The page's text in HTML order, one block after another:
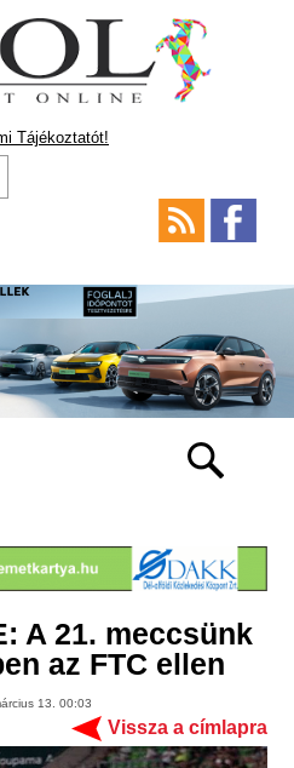
Tájékoztatót!
A 21. meccsünk
az FTC ellen
13. 00:03
Vissza a címlapra